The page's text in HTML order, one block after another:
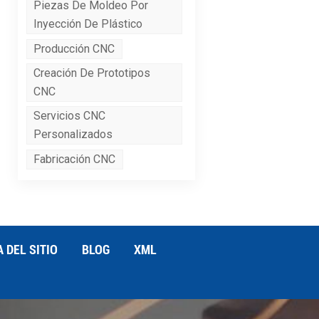
Piezas De Moldeo Por
Inyección De Plástico
Producción CNC
Creación De Prototipos
CNC
Servicios CNC
Personalizados
Fabricación CNC
DEL SITIO BLOG
XML